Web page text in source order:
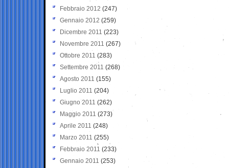
Febbraio 2012 (247)
Gennaio 2012 (259)
Dicembre 2011 (223)
Novembre 2011 (267)
Ottobre 2011 (283)
Settembre 2011 (268)
Agosto 2011 (155)
Luglio 2011 (204)
Giugno 2011 (262)
Maggio 2011 (273)
Aprile 2011 (248)
Marzo 2011 (255)
Febbraio 2011 (233)
Gennaio 2011 (253)